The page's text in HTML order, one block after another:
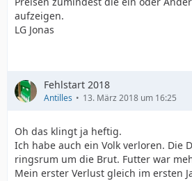
aufzeigen.
LG Jonas
Fehlstart 2018
Antilles 13. März 2018 um 16:25
Oh das klingt ja heftig.
Ich habe auch ein Volk verloren. Die
ringsrum um die Brut. Futter war
Mein erster Verlust gleich im ersten